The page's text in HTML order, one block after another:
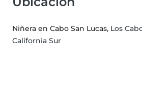
Niñera en Cabo San Lucas, Los
California Sur